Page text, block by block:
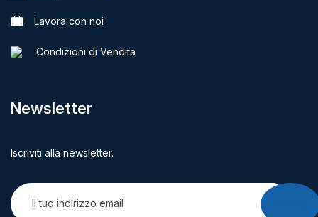
Lavora con noi
Condizioni di Vendita
Newsletter
Iscriviti alla newsletter.